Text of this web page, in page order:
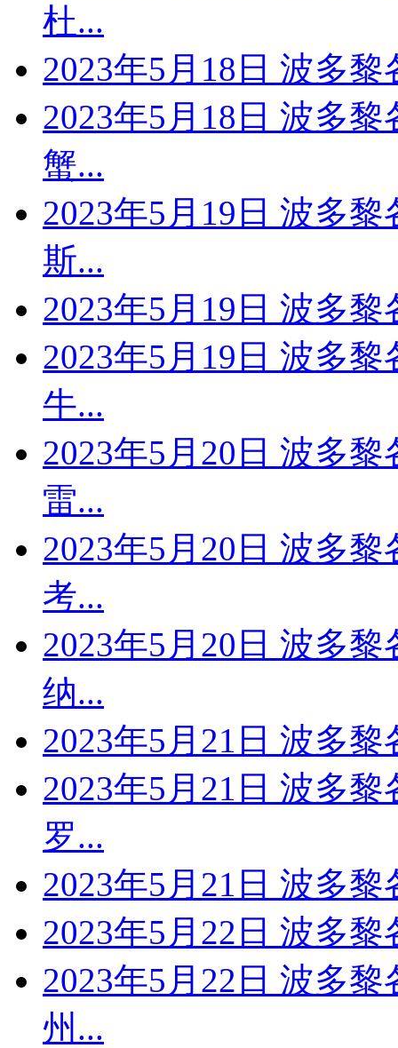
杜...
2023年5月18日 波多
2023年5月18日 波多
蟹...
2023年5月19日 波多
斯...
2023年5月19日 波多
2023年5月19日 波多
牛...
2023年5月20日 波多
雷...
2023年5月20日 波多
考...
2023年5月20日 波多
纳...
2023年5月21日 波多
2023年5月21日 波多
罗...
2023年5月21日 波多
2023年5月22日 波多
2023年5月22日 波多
州...